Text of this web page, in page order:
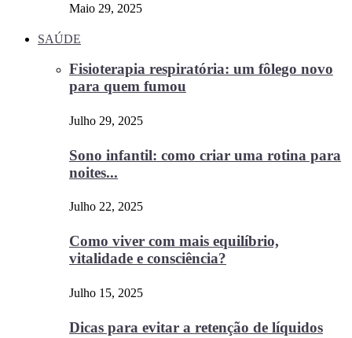
Maio 29, 2025
SAÚDE
Fisioterapia respiratória: um fôlego novo
para quem fumou
Julho 29, 2025
Sono infantil: como criar uma rotina para
noites...
Julho 22, 2025
Como viver com mais equilíbrio,
vitalidade e consciência?
Julho 15, 2025
Dicas para evitar a retenção de líquidos